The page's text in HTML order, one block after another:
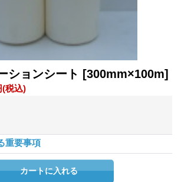
ションシート [300mm×100m]
(税込)
重要事項